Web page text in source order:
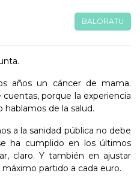
BALORATU
años un cáncer de mama.
porque la experiencia
hablamos de la salud.
a la sanidad pública no debe
ha cumplido en los últimos
claro. Y también en ajustar
máximo partido a cada euro.